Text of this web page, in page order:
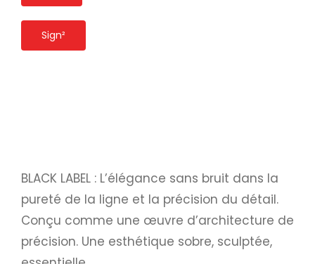
Sign²
BLACK LABEL : L’élégance sans bruit dans la
pureté de la ligne et la précision du détail.
Conçu comme une œuvre d’architecture de
précision. Une esthétique sobre, sculptée,